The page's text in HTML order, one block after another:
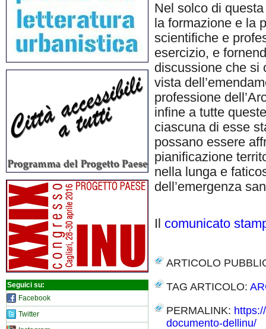
Seguici su:
Facebook
Twitter
Nel solco di
la formazione e la
scientifiche e
esercizio, e
discussione che si
vista
professione
infine a tutte
ciascuna di esse
possano essere
pianificazione
nella lunga e
dell’emergenza
Il comunicato
ARTICOLO
TAG ARTICOLO:
PERMALINK:
documento-dellinu/